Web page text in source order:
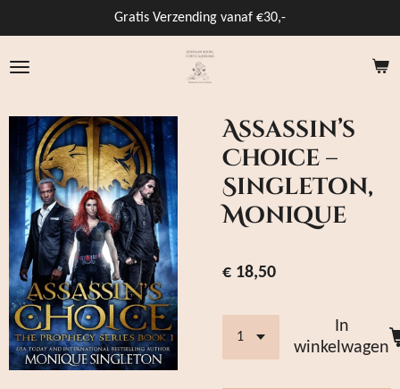
direct
naar
Gratis Verzending vanaf €30,-
Assassin’s
Choice –
Singleton,
Monique
€ 18,50
In
winkelwagen